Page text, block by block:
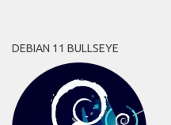
DEBIAN 11 BULLSEYE